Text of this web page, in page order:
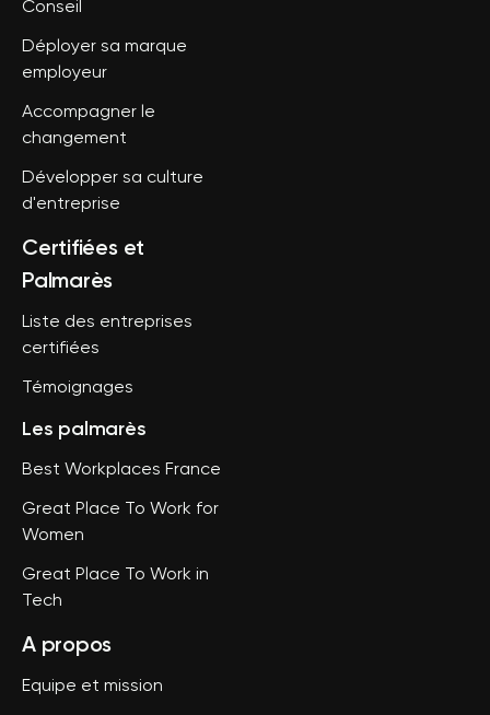
Conseil
Déployer sa marque
employeur
Accompagner le
changement
Développer sa culture
d'entreprise
Certifiées et
Palmarès
Liste des entreprises
certifiées
Témoignages
Les palmarès
Best Workplaces France
Great Place To Work for
Women
Great Place To Work in
Tech
A propos
Equipe et mission